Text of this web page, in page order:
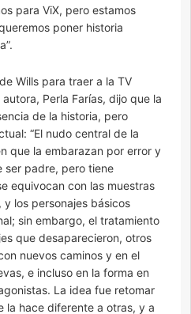
para ViX, pero estamos
poner historia
Wills para traer a la TV
Perla Farías, dijo que la
de la historia, pero
“El nudo central de la
que la embarazan por error y
ser padre, pero tiene
equivocan con las muestras
y los personajes básicos
sin embargo, el tratamiento
que desaparecieron, otros
nuevos caminos y en el
e incluso en la forma en
La idea fue retomar
la hace diferente a otras, y a